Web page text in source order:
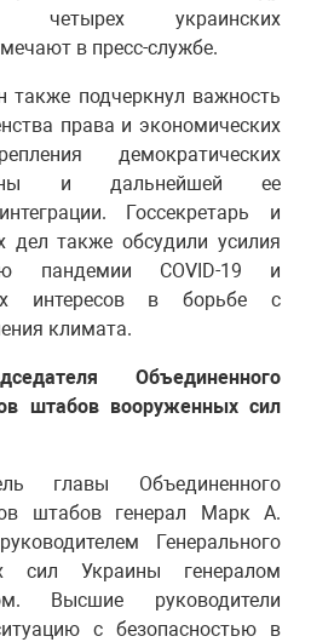
четырех украинских
в пресс-службе.
также подчеркнул важность
права и экономических
демократических
и дальнейшей ее
Госсекретарь и
дел также обсудили усилия
пандемии COVID-19 и
интересов в борьбе с
климата.
Объединенного
штабов вооруженных сил
главы Объединенного
штабов генерал Марк А.
Генерального
сил Украины генералом
Высшие руководители
с безопасностью в